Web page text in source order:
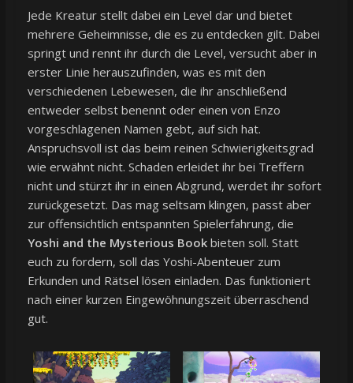
Jede Kreatur stellt dabei ein Level dar und bietet
mehrere Geheimnisse, die es zu entdecken gilt. Dabei
springt und rennt ihr durch die Level, versucht aber in
erster Linie herauszufinden, was es mit den
verschiedenen Lebewesen, die ihr anschließend
entweder selbst benennt oder einen von Enzo
vorgeschlagenen Namen gebt, auf sich hat.
Anspruchsvoll ist das beim reinen Schwierigkeitsgrad
wie erwähnt nicht. Schaden erleidet ihr bei Treffern
nicht und stürzt ihr in einen Abgrund, werdet ihr sofort
zurückgesetzt. Das mag seltsam klingen, passt aber
zur offensichtlich entspannten Spielerfahrung, die
Yoshi and the Mysterious Bookbieten soll. Statt
euch zu fordern, soll das Yoshi-Abenteuer zum
Erkunden und Rätsel lösen einladen. Das funktioniert
nach einer kurzen Eingewöhnungszeit überraschend
gut.